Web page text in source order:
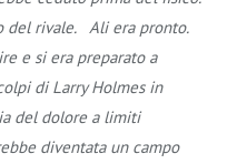
del rivale. Ali era pronto.
e si era preparato a
di Larry Holmes in
del dolore a limiti
diventata un campo